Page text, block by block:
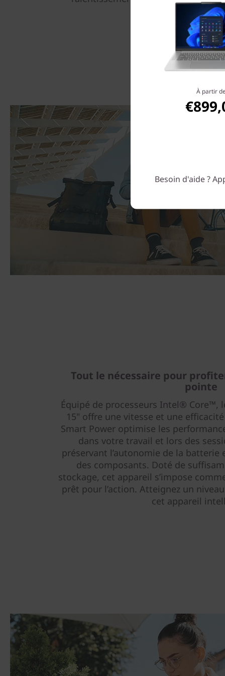
fonction TÜV Low
Tout le nécessaire pour
pointe
Équipé de processeurs Intel® Core™,
15" offre une vitesse et une
Smart Power optimise les
dans votre travail et lors des
préservant l’autonomie de la
des composants. Doté de
stockage, cet appareil s’impose
prêt pour l’action. Atteignez un
cet appareil
À partir
Besoin d'aide ?